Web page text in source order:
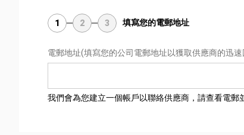
1 2 3 填寫您的電郵地址
電郵地址(填寫您的公司電郵地址以獲取供應商的迅速
我們會為您建立一個帳戶以聯絡供應商，請查看電郵